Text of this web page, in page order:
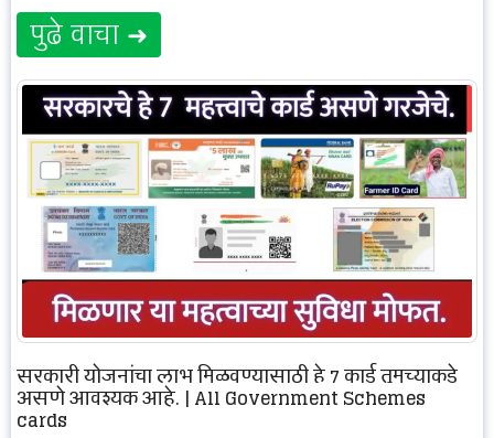
पुढे वाचा ➜
सरकारी योजनांचा लाभ मिळवण्यासाठी हे 7 कार्ड तुमच्याकडे
असणे आवश्यक आहे. | All Government Schemes
cards